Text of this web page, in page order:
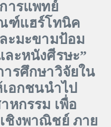
ารแพทย์
ฑ์แฮร์โทนิค
ะมะขามป้อม
ละหนังศีรษะ”
ารศึกษาวิจัยใน
อกชนนำไป
หกรรม เพื่อ
ชิงพาณิชย์ ภาย